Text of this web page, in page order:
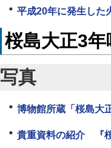
平成20年に発生した
桜島大正3
写真
博物館所蔵「桜島大
貴重資料の紹介 『